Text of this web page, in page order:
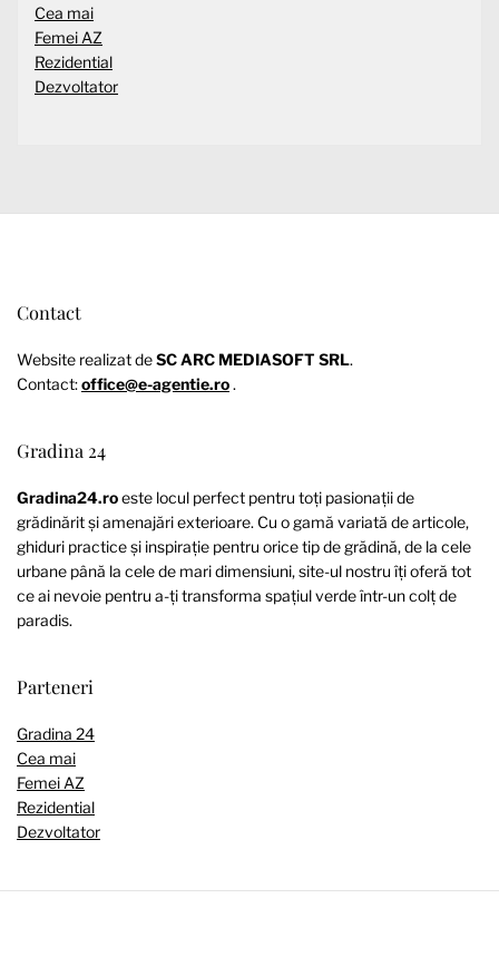
Cea mai
Femei AZ
Rezidential
Dezvoltator
Contact
Website realizat deSC ARC MEDIASOFT SRL.
Contact:office@e-agentie.ro.
Gradina 24
Gradina24.roeste locul perfect pentru toți pasionații de
grădinărit și amenajări exterioare. Cu o gamă variată de articole,
ghiduri practice și inspirație pentru orice tip de grădină, de la cele
urbane până la cele de mari dimensiuni, site-ul nostru îți oferă tot
ce ai nevoie pentru a-ți transforma spațiul verde într-un colț de
paradis.
Parteneri
Gradina 24
Cea mai
Femei AZ
Rezidential
Dezvoltator